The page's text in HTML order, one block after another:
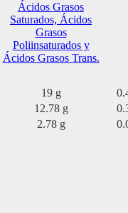
Ácidos Grasos
Saturados, Ácidos
Grasos
Poliinsaturados y
Ácidos Grasos Trans.
19 g
12.78 g
2.78 g